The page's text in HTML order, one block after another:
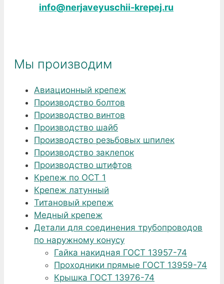
info@nerjaveyuschii-krepej.ru
Мы производим
Авиационный крепеж
Производство болтов
Производство винтов
Производство шайб
Производство резьбовых шпилек
Производство заклепок
Производство штифтов
Крепеж по ОСТ 1
Крепеж латунный
Титановый крепеж
Медный крепеж
Детали для соединения трубопроводов
по наружному конусу
Гайка накидная ГОСТ 13957-74
Проходники прямые ГОСТ 13959-74
Крышка ГОСТ 13976-74